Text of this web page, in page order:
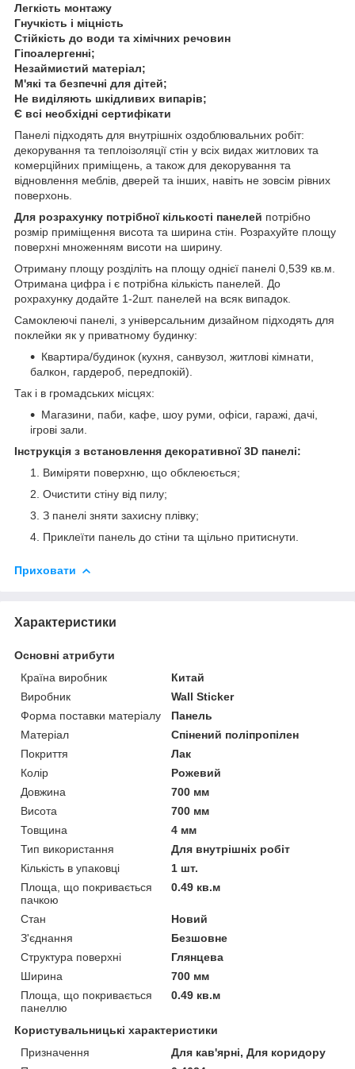
Легкість монтажу
Гнучкість і міцність
Стійкість до води та хімічних речовин
Гіпоалергенні;
Незаймистий матеріал;
М'які та безпечні для дітей;
Не виділяють шкідливих випарів;
Є всі необхідні сертифікати
Панелі підходять для внутрішніх оздоблювальних робіт:
декорування та теплоізоляції стін у всіх видах житлових та
комерційних приміщень, а також для декорування та
відновлення меблів, дверей та інших, навіть не зовсім рівних
поверхонь.
Для розрахунку потрібної кількості панелей потрібно
розмір приміщення висота та ширина стін. Розрахуйте площу
поверхні множенням висоти на ширину.
Отриману площу розділіть на площу однієї панелі 0,539 кв.м.
Отримана цифра і є потрібна кількість панелей. До
рохрахунку додайте 1-2шт. панелей на всяк випадок.
Самоклеючі панелі, з універсальним дизайном підходять для
поклейки як у приватному будинку:
Квартира/будинок (кухня, санвузол, житлові кімнати,
балкон, гардероб, передпокій).
Так і в громадських місцях:
Магазини, паби, кафе, шоу руми, офіси, гаражі, дачі,
ігрові зали.
Інструкція з встановлення декоративної 3D панелі:
Виміряти поверхню, що обклеюється;
Очистити стіну від пилу;
З панелі зняти захисну плівку;
Приклеїти панель до стіни та щільно притиснути.
Приховати
Характеристики
Основні атрибути
Країна виробник
Китай
Виробник
Wall Sticker
Форма поставки матеріалу
Панель
Матеріал
Спінений поліпропілен
Покриття
Лак
Колір
Рожевий
Довжина
700 мм
Висота
700 мм
Товщина
4 мм
Тип використання
Для внутрішніх робіт
Кількість в упаковці
1 шт.
Площа, що покривається
пачкою
0.49 кв.м
Стан
Новий
З'єднання
Безшовне
Структура поверхні
Глянцева
Ширина
700 мм
Площа, що покривається
панеллю
0.49 кв.м
Користувальницькі характеристики
Призначення
Для кав'ярні, Для коридору